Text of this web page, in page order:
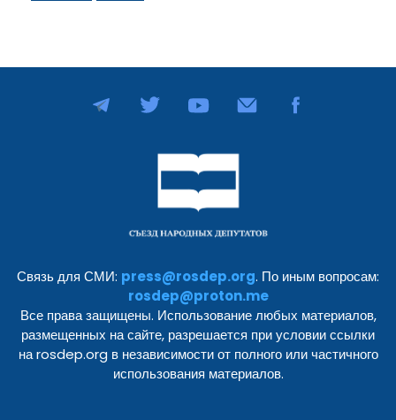
Связь для СМИ: press@rosdep.org. По иным вопросам:
rosdep@proton.me
Все права защищены. Использование любых материалов,
размещенных на сайте, разрешается при условии ссылки
на rosdep.org в независимости от полного или частичного
использования материалов.